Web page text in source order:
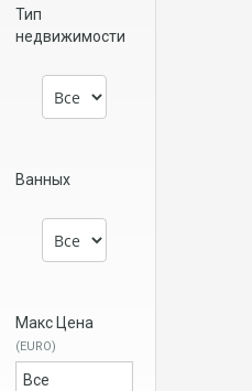
Тип
недвижимости
Ванных
Макс Цена
(EURO)